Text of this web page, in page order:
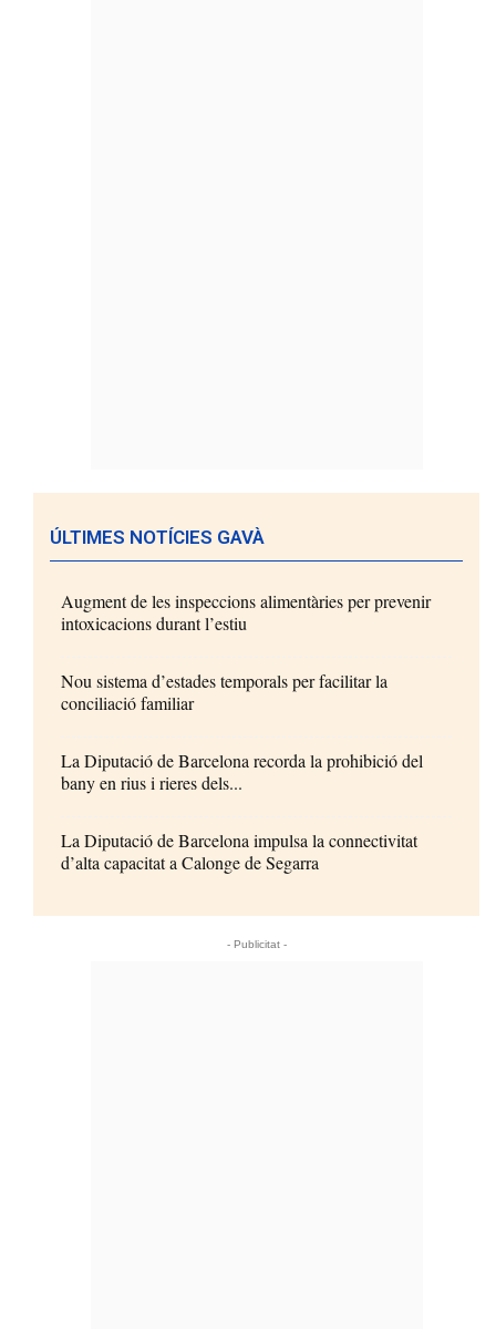
ÚLTIMES NOTÍCIES GAVÀ
Augment de les inspeccions alimentàries per prevenir
intoxicacions durant l’estiu
Nou sistema d’estades temporals per facilitar la
conciliació familiar
La Diputació de Barcelona recorda la prohibició del
bany en rius i rieres dels...
La Diputació de Barcelona impulsa la connectivitat
d’alta capacitat a Calonge de Segarra
- Publicitat -